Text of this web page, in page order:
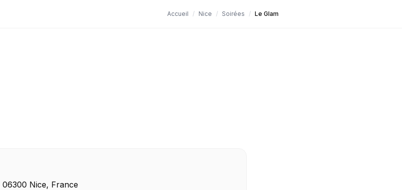
Accueil / Nice / Soirées / Le Glam
06300 Nice, France